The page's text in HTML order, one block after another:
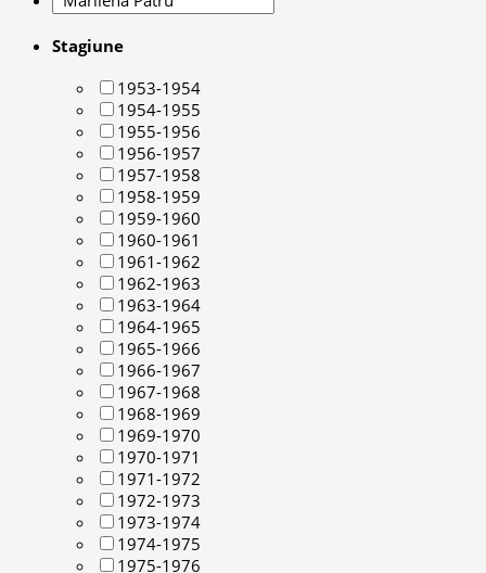
Stagiune
1953-1954
1954-1955
1955-1956
1956-1957
1957-1958
1958-1959
1959-1960
1960-1961
1961-1962
1962-1963
1963-1964
1964-1965
1965-1966
1966-1967
1967-1968
1968-1969
1969-1970
1970-1971
1971-1972
1972-1973
1973-1974
1974-1975
1975-1976